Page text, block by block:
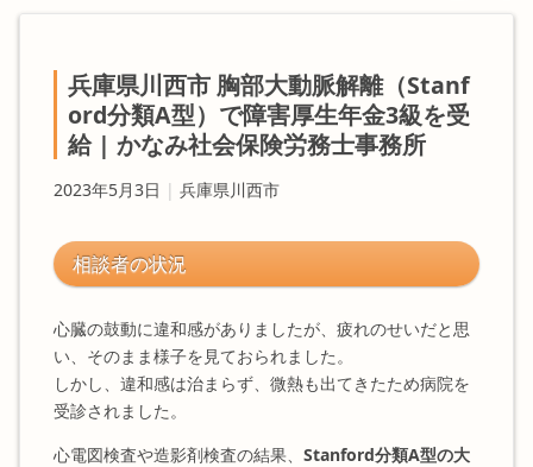
兵庫県川西市 胸部大動脈解離（Stanf
ord分類A型）で障害厚生年金3級を受
給 | かなみ社会保険労務士事務所
2023年5月3日 | 兵庫県川西市
相談者の状況
心臓の鼓動に違和感がありましたが、疲れのせいだと思
い、そのまま様子を見ておられました。
しかし、違和感は治まらず、微熱も出てきたため病院を
受診されました。
心電図検査や造影剤検査の結果、 Stanford分類A型の大